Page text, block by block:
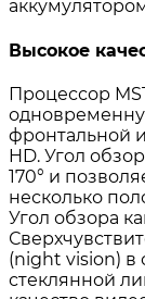
Высокое
Процессор
фронтальной
HD. Угол
170° и
несколько
Угол обзора
(night vision) в
стеклянной